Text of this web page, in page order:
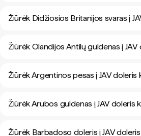
Žiūrėk Didžiosios Britanijos svaras į
Žiūrėk Olandijos Antilų guldenas į
Žiūrėk Argentinos pesas į JAV doleris
Žiūrėk Arubos guldenas į JAV doleris
Žiūrėk Barbadoso doleris į JAV